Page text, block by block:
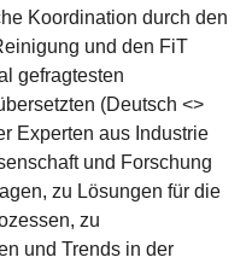
Koordination durch den
und den FiT
gefragtesten
(Deutsch <>
Experten aus Industrie
und Forschung
zu Lösungen für die
zu
und Trends in der